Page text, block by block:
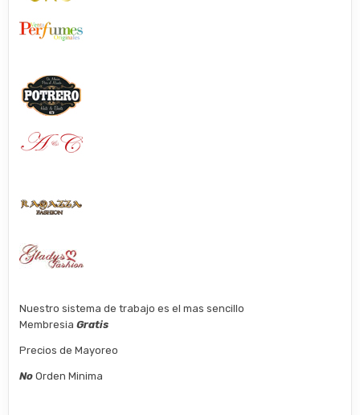
Nuestro sistema de trabajo es el mas sencillo
MembresiaGratis
Precios de Mayoreo
No Orden Minima